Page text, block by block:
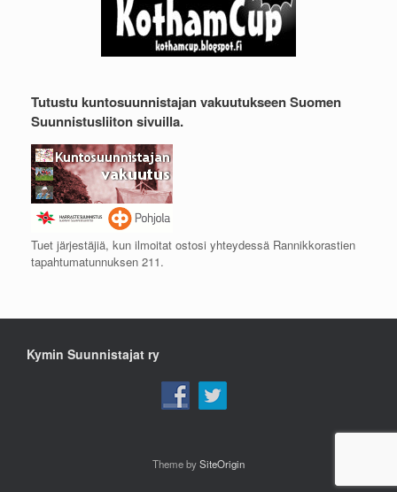
Tutustu kuntosuunnistajan vakuutukseen Suomen
Suunnistusliiton sivuilla.
Tuet järjestäjiä, kun ilmoitat ostosi yhteydessä Rannikkorastien
tapahtumatunnuksen 211.
Kymin Suunnistajat ry
Theme bySiteOrigin